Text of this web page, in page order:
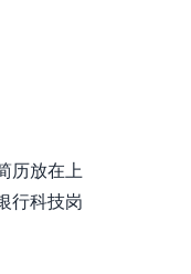
历放在上
行科技岗